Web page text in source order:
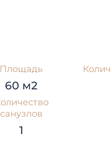
Площадь
60 м2
санузлов
1